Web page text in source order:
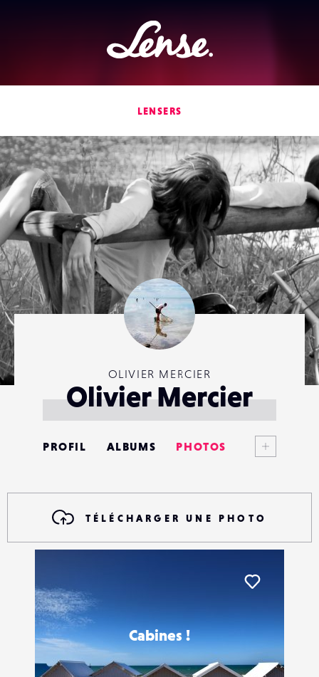
Lense
LENSERS
OLIVIER MERCIER
Olivier Mercier
PROFIL ALBUMS PHOTOS
CONTACTS
ÉVÉNEMENTS
TÉLÉCHARGER UNE PHOTO
Cabines !